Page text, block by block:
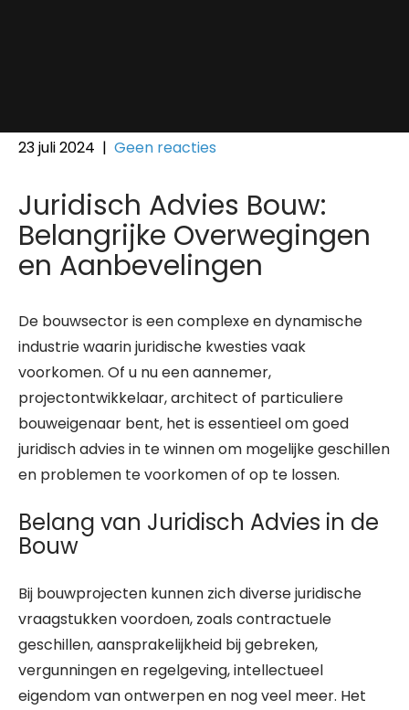
23 juli 2024 | Geen reacties
Juridisch Advies Bouw:
Belangrijke Overwegingen
en Aanbevelingen
De bouwsector is een complexe en dynamische
industrie waarin juridische kwesties vaak
voorkomen. Of u nu een aannemer,
projectontwikkelaar, architect of particuliere
bouweigenaar bent, het is essentieel om goed
juridisch advies in te winnen om mogelijke geschillen
en problemen te voorkomen of op te lossen.
Belang van Juridisch Advies in de
Bouw
Bij bouwprojecten kunnen zich diverse juridische
vraagstukken voordoen, zoals contractuele
geschillen, aansprakelijkheid bij gebreken,
vergunningen en regelgeving, intellectueel
eigendom van ontwerpen en nog veel meer. Het